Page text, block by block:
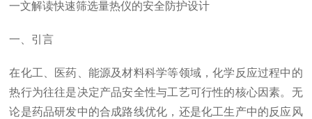
一文解读快速筛选量热仪的安全防护设计
一、引言
在化工、医药、能源及材料科学等领域，化学反应过程中的
热行为往往是决定产品安全性与工艺可行性的核心因素。无
论是药品研发中的合成路线优化，还是化工生产中的反应风